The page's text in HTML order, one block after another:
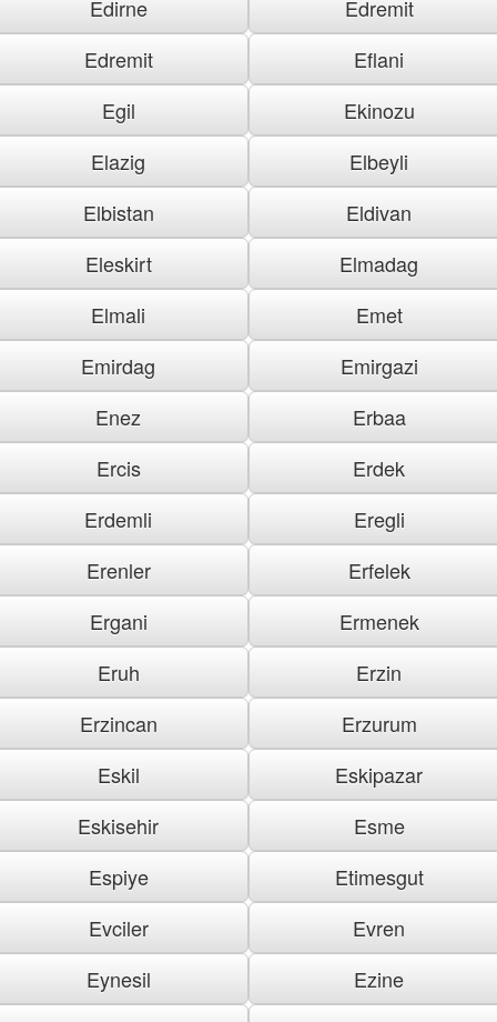
Edirne
Edremit
Edremit
Eflani
Egil
Ekinozu
Elazig
Elbeyli
Elbistan
Eldivan
Eleskirt
Elmadag
Elmali
Emet
Emirdag
Emirgazi
Enez
Erbaa
Ercis
Erdek
Erdemli
Eregli
Erenler
Erfelek
Ergani
Ermenek
Eruh
Erzin
Erzincan
Erzurum
Eskil
Eskipazar
Eskisehir
Esme
Espiye
Etimesgut
Evciler
Evren
Eynesil
Ezine